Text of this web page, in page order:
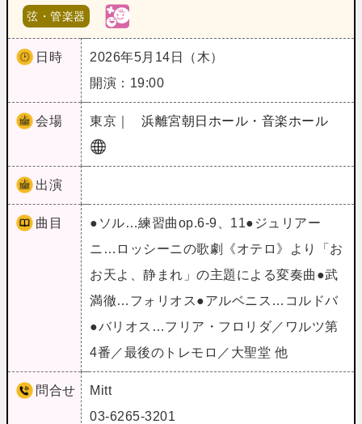
弦・管楽器
日時
2026年5月14日（木）
開演：19:00
会場 東京｜ 浜離宮朝日ホール・音楽ホール
出演
曲目
●ソル…練習曲op.6-9、11●ジュリアー
ニ…ロッシーニの歌劇《オテロ》より「お
お天よ、静まれ」の主題による変奏曲●武
満徹…フォリオス●アルベニス…コルドバ
●バリオス…フリア・フロリダ／ワルツ第
4番／最後のトレモロ／大聖堂 他
問合せ
Mitt
03-6265-3201